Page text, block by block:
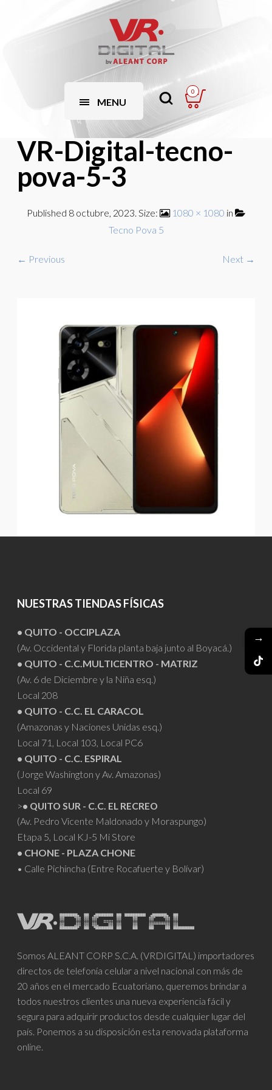
MENU
0
VR-Digital-tecno-
pova-5-3
Published 8 octubre, 2023. Size: 1080 × 1080 in
Tecno Pova 5
← Previous Next →
NUESTRAS TIENDAS FÍSICAS
• QUITO - OCCIPLAZA
(Av. Occidental y Florida planta baja junto al Boyacá.)
• QUITO - C.C.MULTICENTRO - MATRIZ
(Av. 6 de Diciembre y la Niña esq.)
Local 208
• QUITO - C.C. EL CARACOL
(Amazonas y Naciones Unidas esq.)
Local 71, Local 103, Local PC6
• QUITO - C.C. ESPIRAL
(Jorge Washington y Av. Amazonas)
Local 69
>• QUITO SUR - C.C. EL RECREO
(Av. Pedro Vicente Maldonado y Moraspungo)
Etapa 5, Local KJ-5 Mi Store
• CHONE - PLAZA CHONE
• Calle Pichincha (Entre Rocafuerte y Bolívar)
Somos ALEANT CORP S.C.A. (VRDIGITAL) importadores
directos de telefonía celular a nivel nacional con más de
20 años en el mercado Ecuatoriano, queremos brindar a
todos nuestros clientes una nueva experiencia fácil y
segura para adquirir productos desde cualquier lugar del
país. Ponemos a su disposición esta renovada plataforma
online.
→